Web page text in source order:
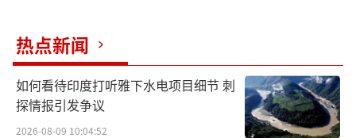
接到命令返回执行另一次投弹任务。第二次投
弹任务结束后，他们才开始返回，最终降落在
印度洋迭戈加西亚岛的军事基地，完成了这次4
4小时的任务。
热点新闻
如何看待印度打听雅下水电项目细节 刺
探情报引发争议
2026-08-09 10:04:52